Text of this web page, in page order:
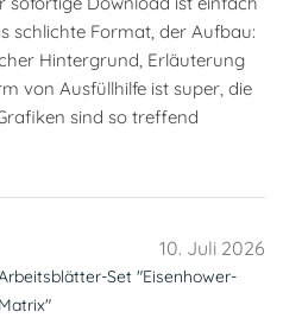
schlichte Format, der Aufbau:
Hintergrund, Erläuterung
von Ausfüllhilfe ist super, die
sind so treffend
10. Juli 2026
Set "Eisenhower-
Matrix"